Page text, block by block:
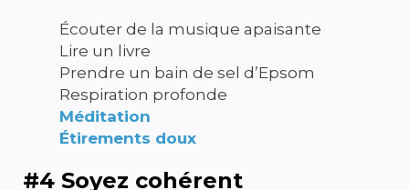
Écouter de la musique apaisante
Lire un livre
Prendre un bain de sel d’Epsom
Respiration profonde
Méditation
Étirements doux
#4 Soyez cohérent